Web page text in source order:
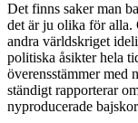
Det finns saker man
det är ju olika för alla.
andra världskriget
politiska åsikter hela
överensstämmer med
ständigt rapporterar
nyproducerade